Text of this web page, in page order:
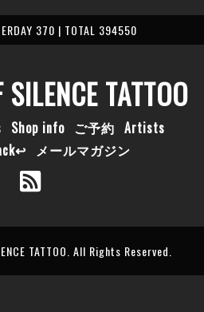
370 | TOTAL 394550
TATTOO
Shop info ご予約 Artists
メールマガジン
TATTOO . All Rights Reserved.